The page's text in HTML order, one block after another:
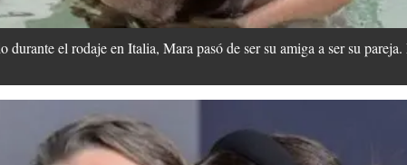
el rodaje en Italia, Mara pasó de ser su amiga a ser su